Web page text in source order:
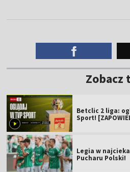
Zobacz
Betclic 2 liga:
Sport!
Legia w
Pucharu Polski!